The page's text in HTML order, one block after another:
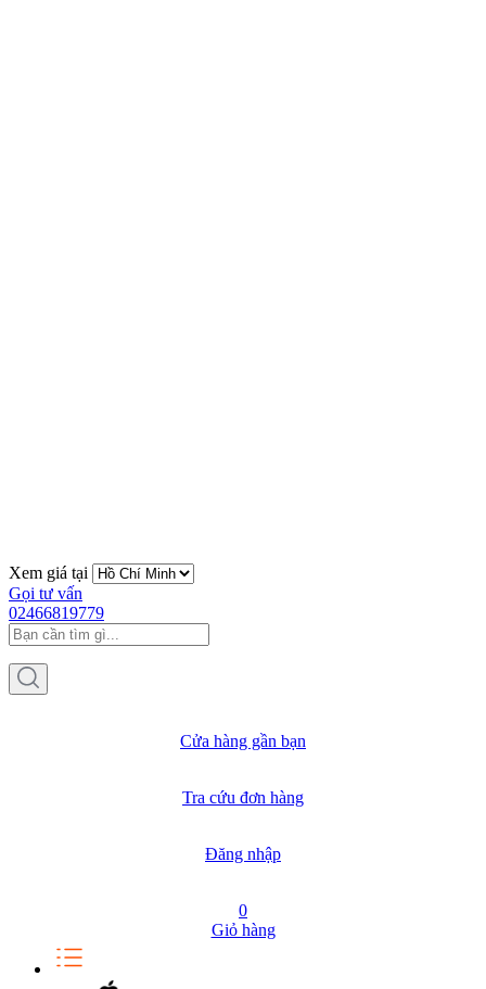
Xem giá tại
Gọi tư vấn
02466819779
Cửa hàng gần bạn
Tra cứu đơn hàng
Đăng nhập
0
Giỏ hàng